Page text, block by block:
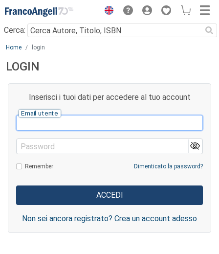
Menu
Cerca:
Main content
Home login
LOGIN
Inserisci i tuoi dati per accedere al tuo account
Email utente
Password
Remember Dimenticato la password?
Non sei ancora registrato? Crea un account adesso